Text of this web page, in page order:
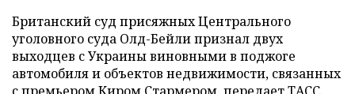
Британский суд присяжных Центрального
уголовного суда Олд-Бейли признал двух
выходцев с Украины виновными в поджоге
автомобиля и объектов недвижимости, связанных